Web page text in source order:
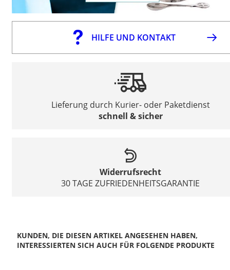
HILFE UND KONTAKT
Lieferung durch Kurier- oder Paketdienst
schnell & sicher
Widerrufsrecht
30 TAGE ZUFRIEDENHEITSGARANTIE
KUNDEN, DIE DIESEN ARTIKEL ANGESEHEN HABEN,
INTERESSIERTEN SICH AUCH FÜR FOLGENDE PRODUKTE